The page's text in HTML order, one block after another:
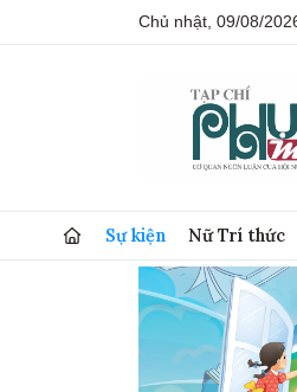
Chủ nhật, 09/08/
Sự kiện Nữ Trí thức